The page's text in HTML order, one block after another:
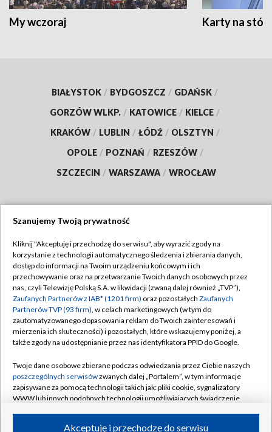
My wczoraj Karty na
BIAŁYSTOK / BYDGOSZCZ / GDAŃSK /
GORZÓW WLKP. / KATOWICE / KIELCE /
KRAKÓW / LUBLIN / ŁÓDŹ / OLSZTYN /
OPOLE / POZNAŃ / RZESZÓW /
SZCZECIN / WARSZAWA / WROCŁAW
TVP
Abonament TVP
Emisja w TVP
Centrum informacji TVP
Naziemna Telewizja Cyfrowa
Rada Programowa
System NOS
Informacje o nadawcy
Regulamin TVP
Polityka prywatności
Moje zgody
Pomoc
Kontakt
Kanały
Szanujemy Twoją prywatność
Kliknij "Akceptuję i przechodzę do serwisu", aby wyrazić zgody na
korzystanie z technologii automatycznego śledzenia i zbierania danych,
dostęp do informacji na Twoim urządzeniu końcowym i ich
przechowywanie oraz na przetwarzanie Twoich danych osobowych przez
nas, czyli Telewizję Polską S.A. w likwidacji (zwaną dalej również „TVP”),
Zaufanych Partnerów z IAB* (1201 firm) oraz pozostałych Zaufanych
Partnerów TVP (93 firm), w celach marketingowych (w tym do
zautomatyzowanego dopasowania reklam do Twoich zainteresowań i
mierzenia ich skuteczności) i pozostałych, które wskazujemy poniżej, a
także zgody na udostępnianie przez nas identyfikatora PPID do Google.
Twoje dane osobowe zbierane podczas odwiedzania przez Ciebie naszych
poszczególnych serwisówzwanych dalej „Portalem”, w tym informacje
zapisywane za pomocą technologii takich jak: pliki cookie, sygnalizatory
WWW lub innych podobnych technologii umożliwiających świadczenie
Akceptuję i przechodzę do serwisu